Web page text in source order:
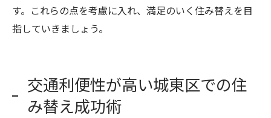
す。これらの点を考慮に入れ、満足のいく住み替えを目
指していきましょう。
交通利便性が高い城東区での住
み替え成功術